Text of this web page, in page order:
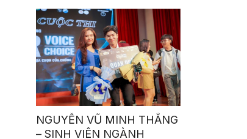
NGUYỄN VŨ MINH THẮNG
– SINH VIÊN NGÀNH